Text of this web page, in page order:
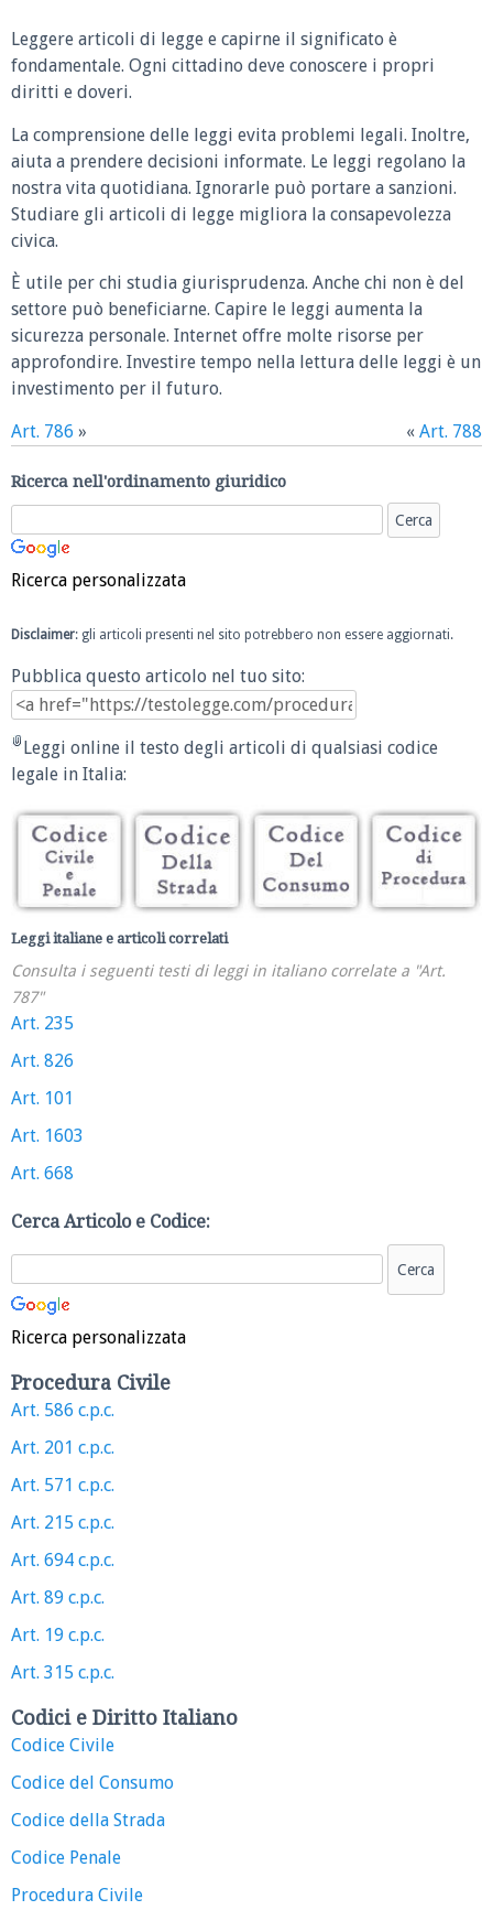
Leggere articoli di legge e capirne il significato è
fondamentale. Ogni cittadino deve conoscere i propri
diritti e doveri.
La comprensione delle leggi evita problemi legali. Inoltre,
aiuta a prendere decisioni informate. Le leggi regolano la
nostra vita quotidiana. Ignorarle può portare a sanzioni.
Studiare gli articoli di legge migliora la consapevolezza
civica.
È utile per chi studia giurisprudenza. Anche chi non è del
settore può beneficiarne. Capire le leggi aumenta la
sicurezza personale. Internet offre molte risorse per
approfondire. Investire tempo nella lettura delle leggi è un
investimento per il futuro.
Art. 786 » « Art. 788
Ricerca nell'ordinamento giuridico
Ricerca personalizzata
Disclaimer: gli articoli presenti nel sito potrebbero non essere aggiornati.
Pubblica questo articolo nel tuo sito:
Leggi online il testo degli articoli di qualsiasi codice
legale in Italia:
Leggi italiane e articoli correlati
Consulta i seguenti testi di leggi in italiano correlate a "Art.
787"
Art. 235
Art. 826
Art. 101
Art. 1603
Art. 668
Cerca Articolo e Codice:
Ricerca personalizzata
Procedura Civile
Art. 586 c.p.c.
Art. 201 c.p.c.
Art. 571 c.p.c.
Art. 215 c.p.c.
Art. 694 c.p.c.
Art. 89 c.p.c.
Art. 19 c.p.c.
Art. 315 c.p.c.
Codici e Diritto Italiano
Codice Civile
Codice del Consumo
Codice della Strada
Codice Penale
Procedura Civile